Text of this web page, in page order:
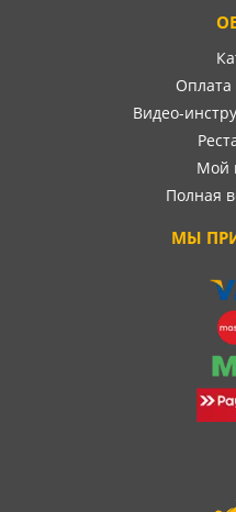
Оплата
Видео-
Мой
Полная
МЫ